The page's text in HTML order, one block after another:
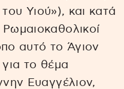
Υιού»), και κατά
αυτό το Άγιον
το θέμα
Ευαγγέλιον,